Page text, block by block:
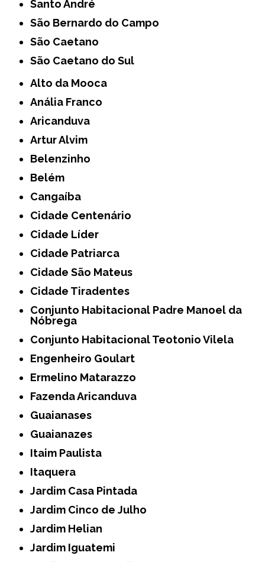
Santo André
São Bernardo do Campo
São Caetano
São Caetano do Sul
Alto da Mooca
Anália Franco
Aricanduva
Artur Alvim
Belenzinho
Belém
Cangaíba
Cidade Centenário
Cidade Líder
Cidade Patriarca
Cidade São Mateus
Cidade Tiradentes
Conjunto Habitacional Padre Manoel da
Nóbrega
Conjunto Habitacional Teotonio Vilela
Engenheiro Goulart
Ermelino Matarazzo
Fazenda Aricanduva
Guaianases
Guaianazes
Itaim Paulista
Itaquera
Jardim Casa Pintada
Jardim Cinco de Julho
Jardim Helian
Jardim Iguatemi